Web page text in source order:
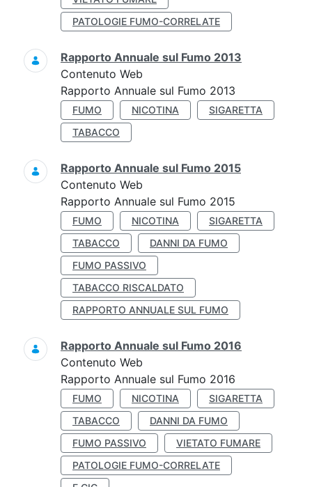
PATOLOGIE FUMO-CORRELATE
Rapporto Annuale sul Fumo 2013
Contenuto Web
Rapporto Annuale sul Fumo 2013
FUMO NICOTINA
SIGARETTA
TABACCO
Rapporto Annuale sul Fumo 2015
Contenuto Web
Rapporto Annuale sul Fumo 2015
FUMO NICOTINA
SIGARETTA
TABACCO
DANNI DA FUMO
FUMO PASSIVO
TABACCO RISCALDATO
RAPPORTO ANNUALE SUL FUMO
Rapporto Annuale sul Fumo 2016
Contenuto Web
Rapporto Annuale sul Fumo 2016
FUMO NICOTINA
SIGARETTA
TABACCO
DANNI DA FUMO
FUMO PASSIVO
VIETATO FUMARE
PATOLOGIE FUMO-CORRELATE